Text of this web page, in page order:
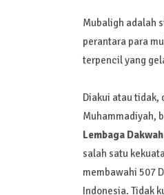
Mubaligh adalah
perantara para
terpencil yang
Diakui atau tidak,
Muhammadiyah,
Lembaga
salah satu
membawahi 507
Indonesia. Tidak